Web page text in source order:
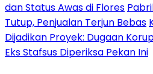
dan Status Awas di Flores
Tutup, Penjualan Terjun Bebas
Dijadikan Proyek: Dugaan
Eks Stafsus Diperiksa Pekan Ini